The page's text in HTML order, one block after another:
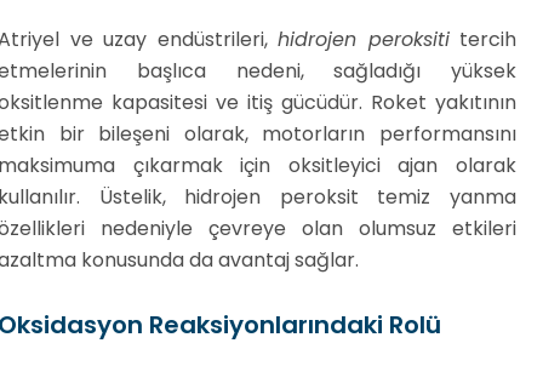
ve uzay endüstrileri, hidrojen peroksititercih
başlıca nedeni, sağladığı yüksek
kapasitesi ve itiş gücüdür. Roket yakıtının
bir bileşeni olarak, motorların performansını
çıkarmak için oksitleyici ajan olarak
Üstelik, hidrojen peroksit temiz yanma
nedeniyle çevreye olan olumsuz etkileri
konusunda da avantaj sağlar.
Reaksiyonlarındaki Rolü